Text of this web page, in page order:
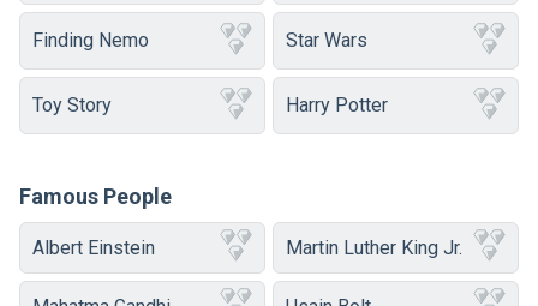
Finding Nemo Star Wars
Toy Story Harry Potter
Famous People
Albert Einstein Martin Luther King Jr.